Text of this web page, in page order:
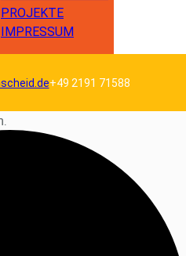
PROJEKTE
IMPRESSUM
+49 2191 71588